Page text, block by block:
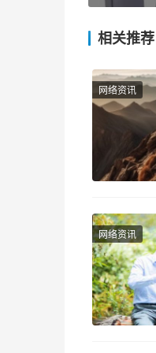
相关推荐
网络资讯
网络资讯